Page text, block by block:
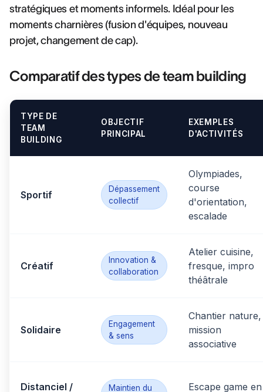
stratégiques et moments informels. Idéal pour les
moments charnières (fusion d'équipes, nouveau
projet, changement de cap).
Comparatif des types de team building
TYPE DE
TEAM
BUILDING
OBJECTIF
PRINCIPAL
EXEMPLES
D'ACTIVITÉS
Sportif
Dépassement
collectif
Olympiades,
course
d'orientation,
escalade
Créatif
Innovation &
collaboration
Atelier cuisine,
fresque, impro
théâtrale
Solidaire
Engagement
& sens
Chantier nature,
mission
associative
Distanciel / Maintien du Escape game en